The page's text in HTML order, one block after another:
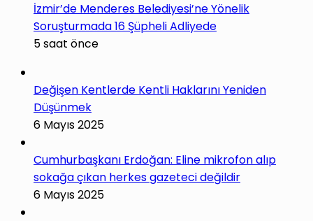
İzmir’de Menderes Belediyesi’ne Yönelik
Soruşturmada 16 Şüpheli Adliyede
5 saat önce
Değişen Kentlerde Kentli Haklarını Yeniden
Düşünmek
6 Mayıs 2025
Cumhurbaşkanı Erdoğan: Eline mikrofon alıp
sokağa çıkan herkes gazeteci değildir
6 Mayıs 2025